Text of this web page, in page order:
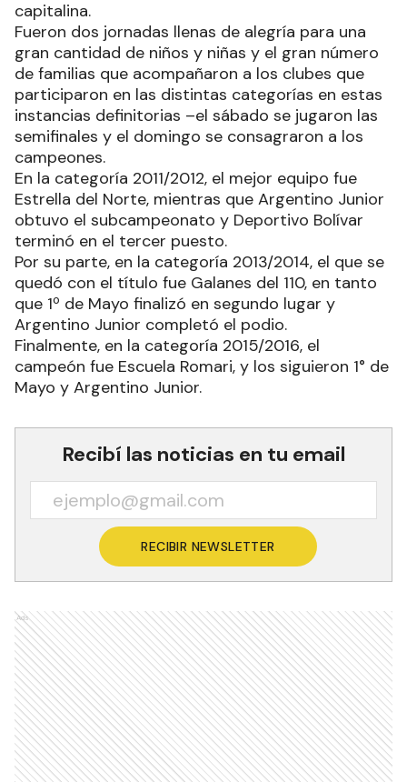
capitalina.
Fueron dos jornadas llenas de alegría para una
gran cantidad de niños y niñas y el gran número
de familias que acompañaron a los clubes que
participaron en las distintas categorías en estas
instancias definitorias –el sábado se jugaron las
semifinales y el domingo se consagraron a los
campeones.
En la categoría 2011/2012, el mejor equipo fue
Estrella del Norte, mientras que Argentino Junior
obtuvo el subcampeonato y Deportivo Bolívar
terminó en el tercer puesto.
Por su parte, en la categoría 2013/2014, el que se
quedó con el título fue Galanes del 110, en tanto
que 1º de Mayo finalizó en segundo lugar y
Argentino Junior completó el podio.
Finalmente, en la categoría 2015/2016, el
campeón fue Escuela Romari, y los siguieron 1° de
Mayo y Argentino Junior.
Recibí las noticias en tu email
RECIBIR NEWSLETTER
Ads